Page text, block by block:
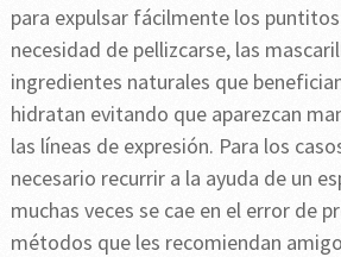
para expulsar fácilmente los
necesidad de pellizcarse, las
ingredientes naturales que
hidratan evitando que aparezcan
las líneas de expresión. Para los
necesario recurrir a la ayuda de un
muchas veces se cae en el error de
métodos que les recomiendan